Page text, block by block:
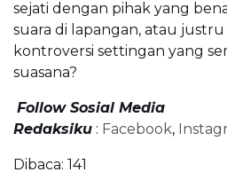
sejati dengan pihak yang
suara di lapangan, atau
kontroversi settingan yang
suasana?
Follow Sosial Media
Redaksiku : Facebook,
Dibaca: 141